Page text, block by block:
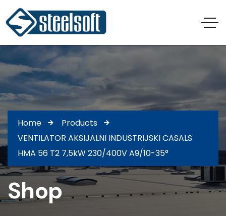
Home
Products
VENTILATOR AKSIJALNI INDUSTRIJSKI CASALS
HMA 56 T2 7,5kW 230/400V A9/10-35°
Shop